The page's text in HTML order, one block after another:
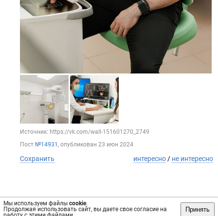
Мы используем файлы cookie.
Продолжая использовать сайт, вы даете свое согласие на
Принять
Источник: https://vk.com/wall-151601270_2749
Пост №14931 , опубликован 23 июн 2024
Сохранить интересно / не интересно